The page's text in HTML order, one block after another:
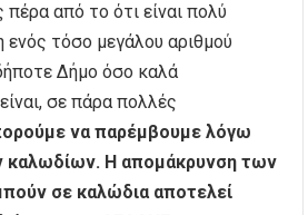
από το ότι είναι πολύ
ενός τόσο μεγάλου αριθμού
Δήμο όσο καλά
σε πάρα πολλές
να παρέμβουμε λόγω
καλωδίων. Η απομάκρυνση των
σε καλώδια αποτελεί